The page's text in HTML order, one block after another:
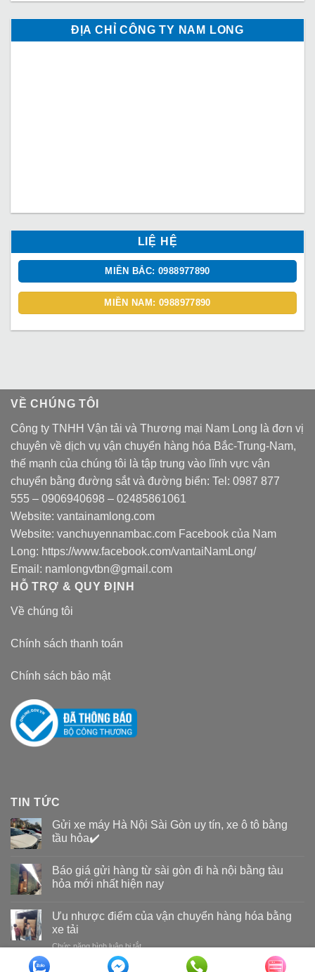
ĐỊA CHỈ CÔNG TY NAM LONG
LIỆ HỆ
MIỀN BẮC: 0988977890
MIỀN NAM: 0988977890
VỀ CHÚNG TÔI
Công ty TNHH Vận tải và Thương mại Nam Long là đơn vị
chuyên về dịch vụ vận chuyển hàng hóa Bắc-Trung-Nam,
thế mạnh của chúng tôi là tập trung vào lĩnh vực vận
chuyển bằng đường sắt và đường biển: Tel: 0987 877
555 – 0906940698 – 02485861061
Website: vantainamlong.com
Website: vanchuyennambac.com Facebook của Nam
Long: https://www.facebook.com/vantaiNamLong/
Email: namlongvtbn@gmail.com
HỖ TRỢ & QUY ĐỊNH
Về chúng tôi
Chính sách thanh toán
Chính sách bảo mật
TIN TỨC
Gửi xe máy Hà Nội Sài Gòn uy tín, xe ô tô bằng
tầu hỏa✔️
Báo giá gửi hàng từ sài gòn đi hà nội bằng tàu
hỏa mới nhất hiện nay
Ưu nhược điểm của vận chuyển hàng hóa bằng
xe tải
Chức năng bình luận bị tắtở